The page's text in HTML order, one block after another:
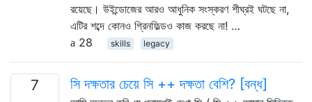
রয়েছে। উইন্ডোজের আরও আধুনিক সংস্করণ শীঘ্রই ঘটছে না,
এটির শব্দে কোনও গ্রিনফিল্ডও কাজ করছে না! …
28
skills legacy
7 সি দক্ষতার চেয়ে সি ++ দক্ষতা বেশি? [বন্ধ]